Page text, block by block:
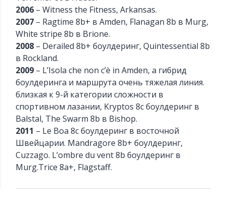
2006 – Witness the Fitness, Arkansas.
2007 – Ragtime 8b+ в Amden, Flanagan 8b в Murg,
White stripe 8b в Brione.
2008 – Derailed 8b+ боулдеринг, Quintessential 8b
в Rockland.
2009 – L’Isola che non c’è in Amden, a гибрид
боулдеринга и маршрута очень тяжелая линия.
близкая к 9-й категории сложности в
спортивном лазании, Kryptos 8c боулдеринг в
Balstal, The Swarm 8b в Bishop.
2011 – Le Boa 8c боулдеринг в восточной
Швейцарии. Mandragore 8b+ боулдеринг,
Cuzzago. L’ombre du vent 8b боулдеринг в
Murg.Trice 8а+, Flagstaff.